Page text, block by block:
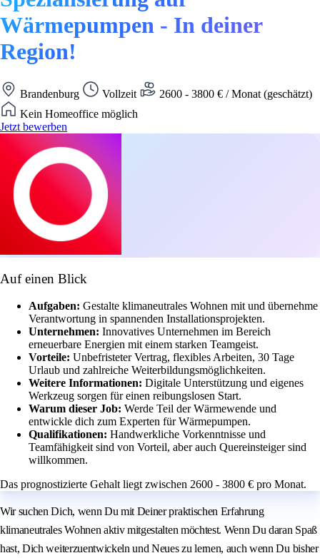
Wärmepumpen - In deiner
Region!
Brandenburg Vollzeit
2600 - 3800 € / Monat (geschätzt)
Kein Homeoffice möglich
Jetzt bewerben
Auf einen Blick
Aufgaben: Gestalte klimaneutrales Wohnen mit und übernehme
Verantwortung in spannenden Installationsprojekten.
Unternehmen: Innovatives Unternehmen im Bereich
erneuerbare Energien mit einem starken Teamgeist.
Vorteile: Unbefristeter Vertrag, flexibles Arbeiten, 30 Tage
Urlaub und zahlreiche Weiterbildungsmöglichkeiten.
Weitere Informationen: Digitale Unterstützung und eigenes
Werkzeug sorgen für einen reibungslosen Start.
Warum dieser Job: Werde Teil der Wärmewende und
entwickle dich zum Experten für Wärmepumpen.
Qualifikationen: Handwerkliche Vorkenntnisse und
Teamfähigkeit sind von Vorteil, aber auch Quereinsteiger sind
willkommen.
Das prognostizierte Gehalt liegt zwischen 2600 - 3800 € pro Monat.
Wir suchen Dich, wenn Du mit Deiner praktischen Erfahrung
klimaneutrales Wohnen aktiv mitgestalten möchtest. Wenn Du daran Spaß
hast, Dich weiterzuentwickeln und Neues zu lernen, auch wenn Du bisher